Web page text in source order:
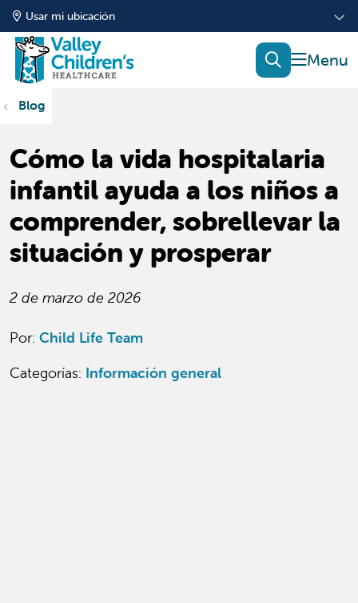
Usar mi ubicación
mostrar
buscar
Blog
Cómo la vida hospitalaria
infantil ayuda a los niños a
comprender, sobrellevar la
situación y prosperar
2 de marzo de 2026
Por: Child Life Team
Categorías: Información general